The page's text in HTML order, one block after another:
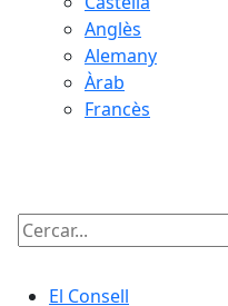
Anglès
Alemany
Àrab
Francès
Cercar:
El Consell